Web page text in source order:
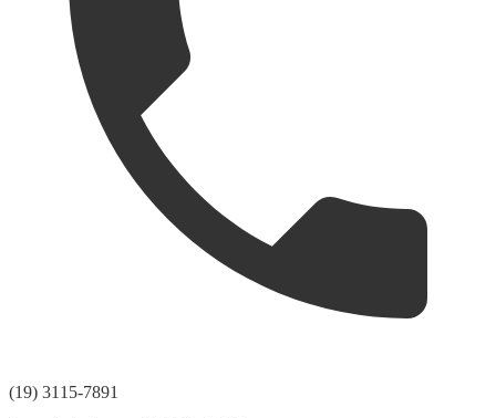
(19) 3115-7891